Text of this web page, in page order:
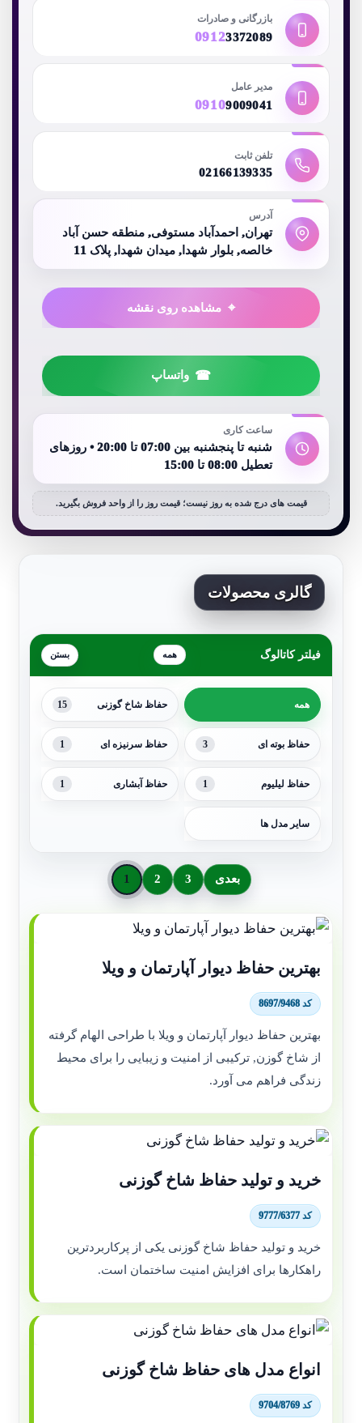
بازرگانی و صادرات
09123372089
مدیر عامل
09109009041
تلفن ثابت
02166139335
آدرس
تهران, احمدآباد مستوفی, منطقه حسن آباد
خالصه, بلوار شهدا, میدان شهدا, پلاک 11
مشاهده روی نقشه
واتساپ
ساعت کاری
شنبه تا پنجشنبه بین 07:00 تا 20:00 • روزهای
تعطیل 08:00 تا 15:00
قیمت های درج شده به روز نیست؛ قیمت روز را از واحد فروش بگیرید.
گالری محصولات
فیلتر کاتالوگ همه
همه حفاظ شاخ گوزنی 15
حفاظ بوته ای 3 حفاظ سرنیزه ای 1
حفاظ لیلیوم 1 حفاظ آبشاری 1
سایر مدل ها
1 2 3 بعدی
بهترین حفاظ دیوار آپارتمان و ویلا
کد 8697/9468
بهترین حفاظ دیوار آپارتمان و ویلا با طراحی الهام گرفته
از شاخ گوزن, ترکیبی از امنیت و زیبایی را برای محیط
زندگی فراهم می آورد.
خرید و تولید حفاظ شاخ گوزنی
کد 9777/6377
خرید و تولید حفاظ شاخ گوزنی یکی از پرکاربردترین
راهکارها برای افزایش امنیت ساختمان است.
انواع مدل های حفاظ شاخ گوزنی
کد 9704/8769